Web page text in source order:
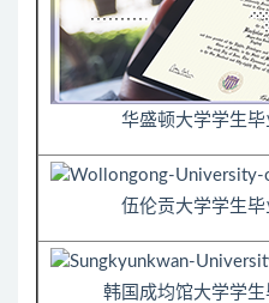
华盛顿大学学生
伍伦贡大学学生
韩国成均馆大学学